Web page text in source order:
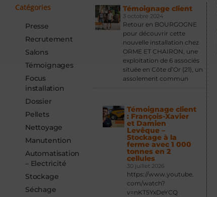
Catégories
Presse
Recrutement
Salons
Témoignages
Focus
installation
Dossier
Pellets
Nettoyage
Manutention
Automatisation
– Electricité
Stockage
Séchage
Témoignage client
3 octobre 2024
Retour en BOURGOGNE
pour découvrir cette
nouvelle installation chez
ORME ET CHAIRON, une
exploitation de 6 associés
située en Côte d’Or (21), un
assolement commun
Témoignage client
: François-Xavier
et Damien
Levêque –
Stockage à la
ferme avec 1 000
tonnes en 2
cellules
30 juillet 2026
https://www.youtube.
com/watch?
v=nKT5YxDeYCQ